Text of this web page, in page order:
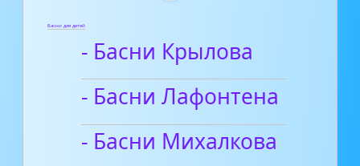
Басни для детей
- Басни Крылова
- Басни Лафонтена
- Басни Михалкова